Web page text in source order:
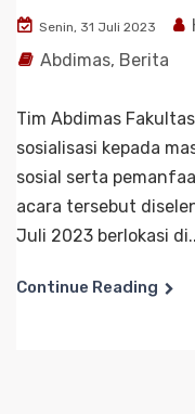
Senin, 31 Juli 2023
Abdimas, Berita
Tim Abdimas
sosialisasi kepada
sosial serta
acara tersebut
Juli 2023 berlokasi
Continue Reading